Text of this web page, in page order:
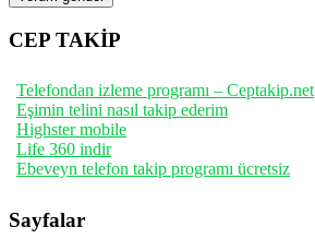
CEP TAKİP
Telefondan izleme programı – Ceptakip.net
Eşimin telini nasıl takip ederim
Highster mobile
Life 360 indir
Ebeveyn telefon takip programı ücretsiz
Sayfalar